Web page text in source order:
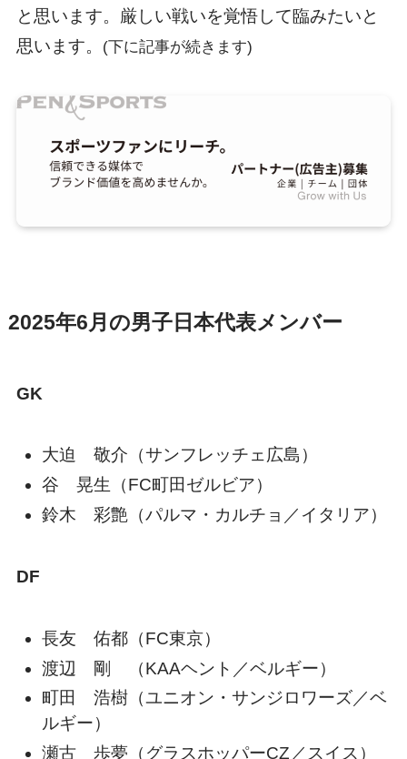
と思います。厳しい戦いを覚悟して臨みたいと
思います。
(下に記事が続きます)
2025年6月の男子日本代表メンバー
GK
大迫 敬介（サンフレッチェ広島）
谷 晃生（FC町田ゼルビア）
鈴木 彩艶（パルマ・カルチョ／イタリア）
DF
長友 佑都（FC東京）
渡辺 剛 （KAAヘント／ベルギー）
町田 浩樹（ユニオン・サンジロワーズ／ベ
ルギー）
瀬古 歩夢（グラスホッパーCZ／スイス）